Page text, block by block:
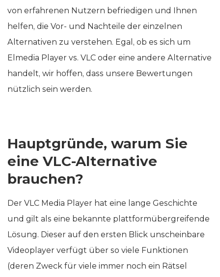
von erfahrenen Nutzern befriedigen und Ihnen
helfen, die Vor- und Nachteile der einzelnen
Alternativen zu verstehen. Egal, ob es sich um
Elmedia Player vs. VLC oder eine andere Alternative
handelt, wir hoffen, dass unsere Bewertungen
nützlich sein werden.
Hauptgründe, warum Sie
eine VLC-Alternative
brauchen?
Der VLC Media Player hat eine lange Geschichte
und gilt als eine bekannte plattformübergreifende
Lösung. Dieser auf den ersten Blick unscheinbare
Videoplayer verfügt über so viele Funktionen
(deren Zweck für viele immer noch ein Rätsel